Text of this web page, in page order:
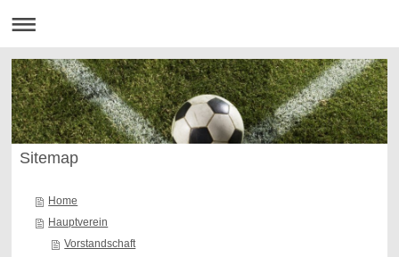
Sitemap
Home
Hauptverein
Vorstandschaft